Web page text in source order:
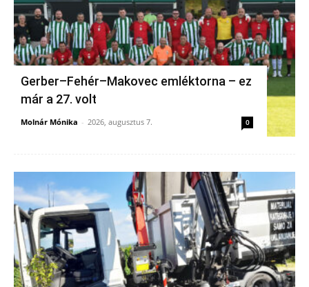
Gerber–Fehér–Makovec emléktorna – ez
már a 27. volt
Molnár Mónika - 2026, augusztus 7. 0